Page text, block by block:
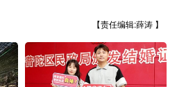
湖南
重庆
云南 西藏
【责任编辑:薛涛 】